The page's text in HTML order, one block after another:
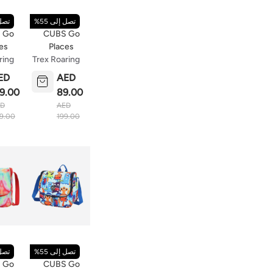
Trex Roaring
Lunch Bag
CUBS Go
Places
AED
89.00
AED
199.00
تصل إلى 55%
Go
تصل
CUBS Go
تصل إلى 55%
Go
تصل